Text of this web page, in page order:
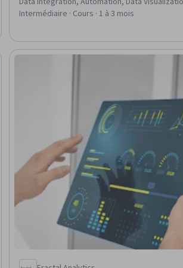
Management
Intermédiaire · Cours · 1 à 3 mois